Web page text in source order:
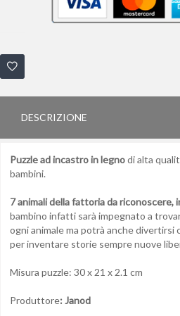
DESCRIZIONE
Puzzle ad incastro in legnodi alta
bambini.
7 animali della fattoria da riconoscere,
bambino infatti sarà impegnato a
ogni animale ma potrà anche divertirsi
per inventare storie sempre nuove
Misura puzzle: 30 x 21 x 2.1 cm
Produttore: Janod